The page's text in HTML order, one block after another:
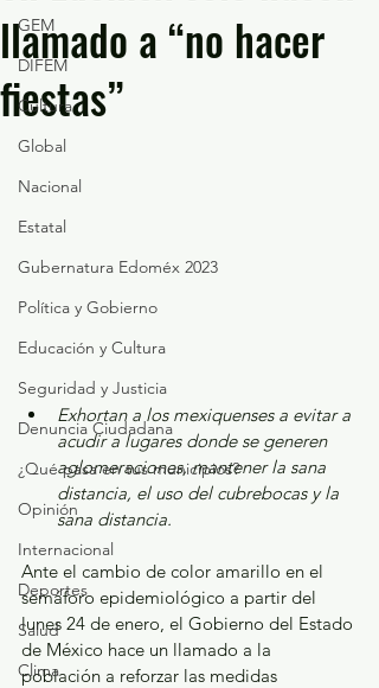
GEM
DIFEM
Cultura
Global
Nacional
Estatal
Gubernatura Edoméx 2023
Política y Gobierno
Educación y Cultura
Seguridad y Justicia
Denuncia Ciudadana
¿Qué pasa en tus municipios?
Opinión
Internacional
Deportes
Salud
Clima
llamado a “no hacer
fiestas”
Exhortan a los mexiquenses a evitar a
acudir a lugares donde se generen
aglomeraciones, mantener la sana
distancia, el uso del cubrebocas y la
sana distancia.
Ante el cambio de color amarillo en el
semáforo epidemiológico a partir del
lunes 24 de enero, el Gobierno del Estado
de México hace un llamado a la
población a reforzar las medidas